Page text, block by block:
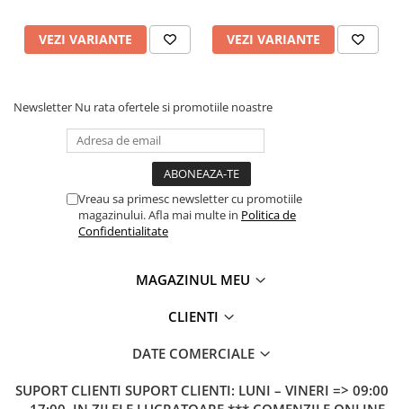
VEZI VARIANTE VEZI VARIANTE
Newsletter Nu rata ofertele si promotiile noastre
Vreau sa primesc newsletter cu promotiile
magazinului. Afla mai multe in Politica de
Confidentialitate
MAGAZINUL MEU
CLIENTI
DATE COMERCIALE
SUPORT CLIENTI SUPORT CLIENTI: LUNI – VINERI => 09:00